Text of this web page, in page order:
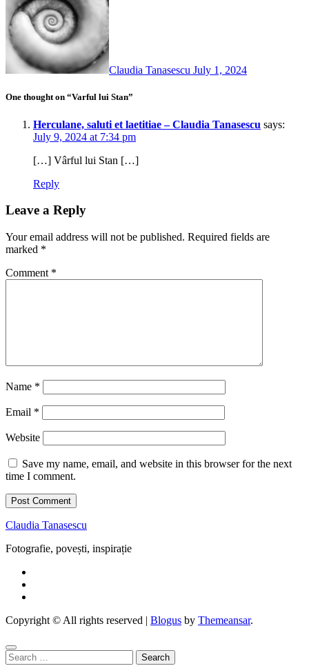
Claudia Tanasescu July 1, 2024
One thought on “Varful lui Stan”
Herculane, saluti et laetitiae – Claudia Tanasescu says:
July 9, 2024 at 7:34 pm
[…] Vârful lui Stan […]
Reply
Leave a Reply
Your email address will not be published. Required fields are
marked *
Comment *
Name *
Email *
Website
Save my name, email, and website in this browser for the next
time I comment.
Claudia Tanasescu
Fotografie, povești, inspirație
Copyright © All rights reserved | Blogus by Themeansar.
Search